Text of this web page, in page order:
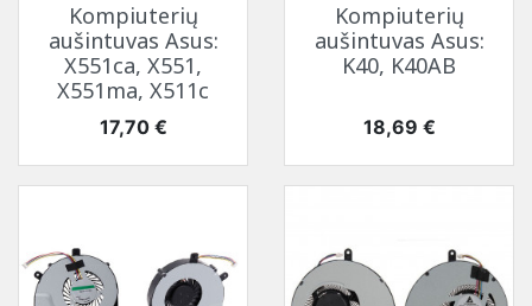
Kompiuterių
aušintuvas Asus:
X551ca, X551,
X551ma, X511c
Kaina
17,70 €
Kompiuterių
aušintuvas Asus:
K40, K40AB
Kaina
18,69 €